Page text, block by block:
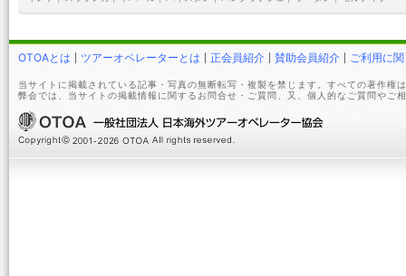
OTOAとは ツアーオペレーターとは 正会員紹介 賛助会員紹介 ご利用に
当サイトに掲載されている記事・写真の無断転写・複製を禁じます。すべての著作権
弊会では、当サイトの掲載情報に関するお問合せ・ご質問、又、個人的なご質問やご